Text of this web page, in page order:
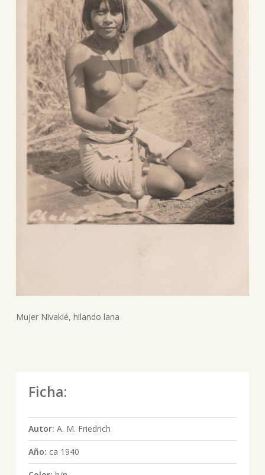
Mujer Nivaklé, hilando lana
Ficha:
Autor: A. M. Friedrich
Año: ca 1940